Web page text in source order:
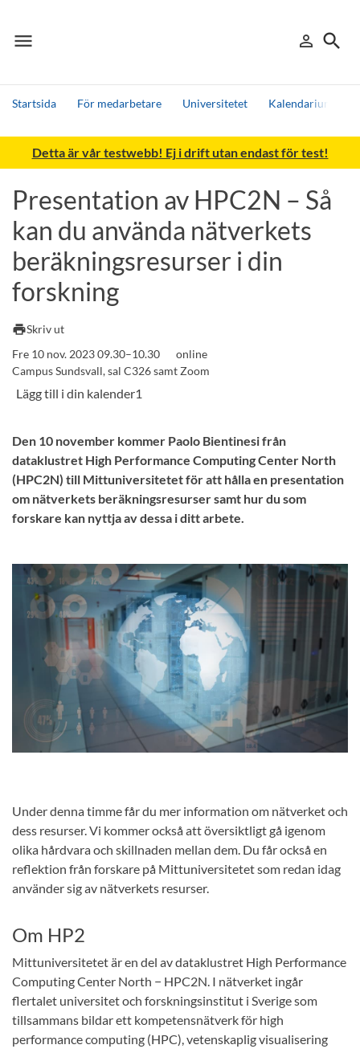
menu
Meny person_outline
Logga in
search
Sök
Startsida För medarbetare Universitetet Kalendarium
Sök
Andra söktjänster
Detta är vår testwebb! Ej i drift utan endast för test!
Presentation av HPC2N – Så
kan du använda nätverkets
beräkningsresurser i din
forskning
printSkriv ut
Fre 10 nov. 2023 09.30–10.30
online
Campus Sundsvall, sal C326 samt Zoom
Den 10 november kommer Paolo Bientinesi från
dataklustret High Performance Computing Center North
(HPC2N) till Mittuniversitetet för att hålla en presentation
om nätverkets beräkningsresurser samt hur du som
forskare kan nyttja av dessa i ditt arbete.
Under denna timme får du mer information om nätverket och
dess resurser. Vi kommer också att översiktligt gå igenom
olika hårdvara och skillnaden mellan dem. Du får också en
reflektion från forskare på Mittuniversitetet som redan idag
använder sig av nätverkets resurser.
Om HP2
Mittuniversitetet är en del av dataklustret High Performance
Computing Center North − HPC2N. I nätverket ingår
flertalet universitet och forskningsinstitut i Sverige som
tillsammans bildar ett kompetensnätverk för high
performance computing (HPC), vetenskaplig visualisering